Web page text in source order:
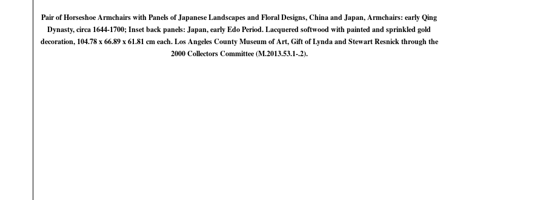
Pair of Horseshoe Armchairs with Panels of Japanese Landscapes and Floral Designs, China and Japan, Armchairs: early Qing
Dynasty, circa 1644-1700; Inset back panels: Japan, early Edo Period. Lacquered softwood with painted and sprinkled gold
decoration, 104.78 x 66.89 x 61.81 cm each. Los Angeles County Museum of Art, Gift of Lynda and Stewart Resnick through the
2000 Collectors Committee (M.2013.53.1-.2).